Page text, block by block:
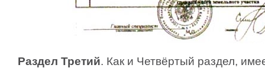
Раздел Третий. Как и Четвёртый раздел,